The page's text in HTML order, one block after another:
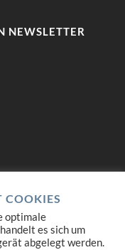
NEWSLETTER
COOKIES
optimale
es sich um
abgelegt werden.